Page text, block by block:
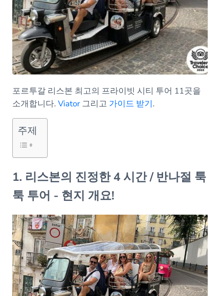
포르투갈 리스본 최고의 프라이빗 시티 투어 11곳을
소개합니다. Viator그리고 가이드 받기.
주제
1. 리스본의 진정한 4 시간 / 반나절 툭
툭 투어 - 현지 개요!